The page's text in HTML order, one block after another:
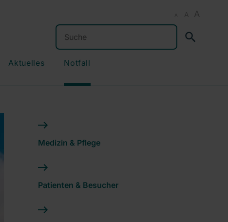
A A A
Suchen
Aktuelles Notfall
Medizin & Pflege
Patienten & Besucher